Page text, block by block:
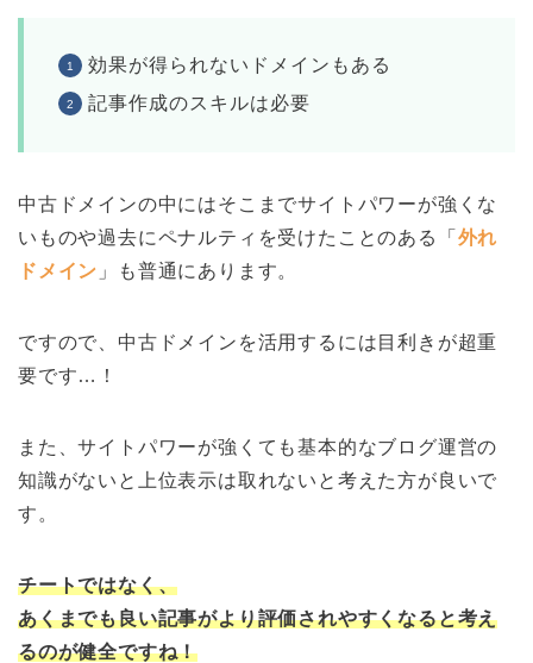
効果が得られないドメインもある
記事作成のスキルは必要
中古ドメインの中にはそこまでサイトパワーが強くな
いものや過去にペナルティを受けたことのある「 外れ
ドメイン 」も普通にあります。
ですので、中古ドメインを活用するには目利きが超重
要です…！
また、サイトパワーが強くても基本的なブログ運営の
知識がないと上位表示は取れないと考えた方が良いで
す。
チートではなく、
あくまでも良い記事がより評価されやすくなると考え
るのが健全ですね！